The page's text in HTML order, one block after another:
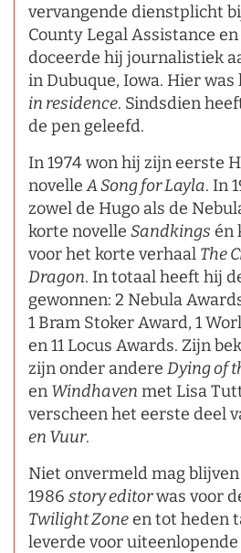
vervangende dienstplicht
County Legal Assistance en
doceerde hij journalistiek
in Dubuque, Iowa. Hier was
in residence. Sindsdien
de pen geleefd.
In 1974 won hij zijn eerste
novelleA Song for Layla. In
zowel de Hugo als de
korte novelle Sandkings én
voor het korte verhaal The
Dragon. In totaal heeft hij
gewonnen: 2 Nebula
1 Bram Stoker Award, 1
en 11 Locus Awards. Zijn
zijn onder andere Dying of
en Windhaven met Lisa
verscheen het eerste deel
en Vuur.
Niet onvermeld mag
1986 story editorwas voor
Twilight Zoneen tot heden
leverde voor uiteenlopende